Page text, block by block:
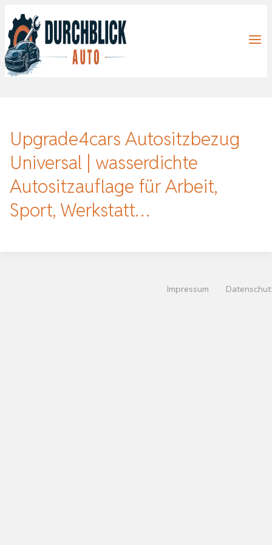
Zum
Inhalt
springen
Upgrade4cars Autositzbezug
Universal | wasserdichte
Autositzauflage für Arbeit,
Sport, Werkstatt…
Impressum